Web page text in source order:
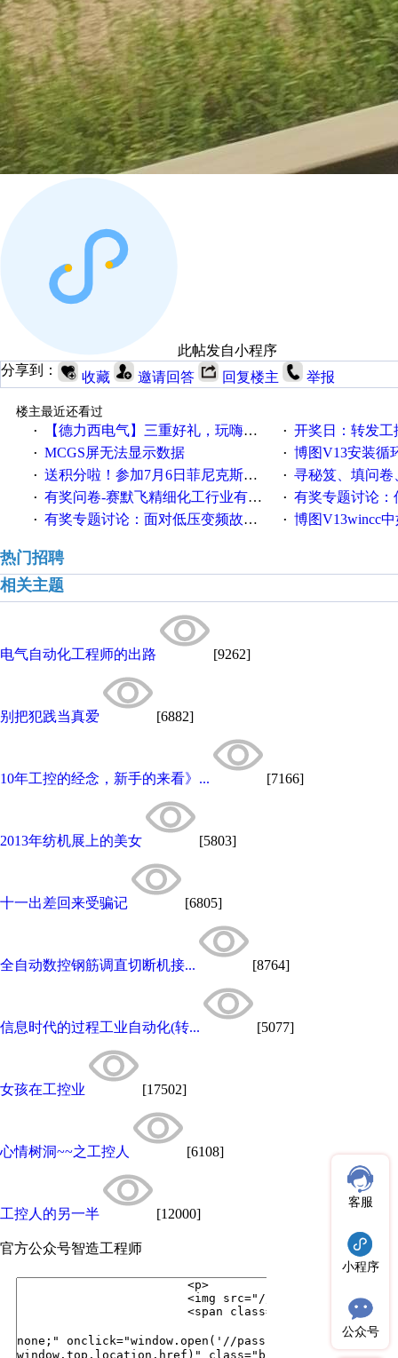
此帖发自小程序
分享到：
收藏 邀请回答 回复楼主 举报
楼主最近还看过
·
【德力西电气】三重好礼，玩嗨夏日！ · 开奖日：转发工控速派
· MCGS屏无法显示数据 · 博图V13安装循环重启
· 送积分啦！参加7月6日菲尼克斯在线研讨会即得 · 寻秘笈、填问卷
· 有奖问卷-赛默飞精细化工行业有奖调查来袭！ · 有奖专题讨论：伺服选择
· 有奖专题讨论：面对低压变频故障，老手是这样解决的！ · 博图V13wincc中如何
热门招聘
相关主题
电气自动化工程师的出路 [9262]
别把犯践当真爱 [6882]
10年工控的经念，新手的来看》... [7166]
2013年纺机展上的美女 [5803]
十一出差回来受骗记 [6805]
全自动数控钢筋调直切断机接... [8764]
信息时代的过程工业自动化(转... [5077]
女孩在工控业 [17502]
心情树洞~~之工控人 [6108]
工控人的另一半 [12000]
官方公众号智造工程师
客服
小程序
公众号